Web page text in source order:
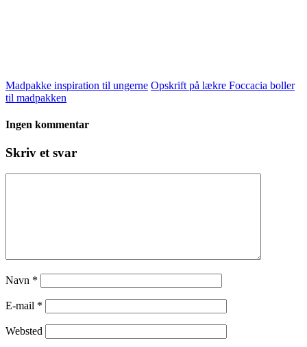
Madpakke inspiration til ungerne Opskrift på lækre Foccacia boller
til madpakken
Ingen kommentar
Skriv et svar
Navn *
E-mail *
Websted